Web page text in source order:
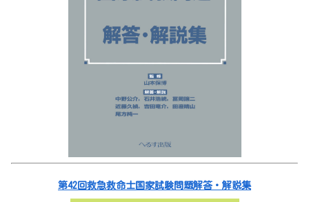
第42回救急救命士国家試験問題解答・解説集